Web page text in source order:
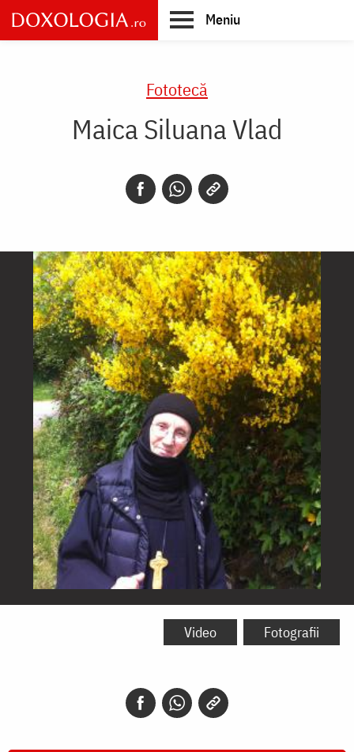
Skip
to
main
Meniu
Fototecă
Maica Siluana Vlad
Maica
Video Fotografii